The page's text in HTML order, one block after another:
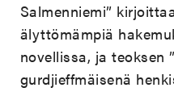
Salmenniemi”
älyttömämpiä
novellissa, ja teoksen
gurdjieffmäisenä